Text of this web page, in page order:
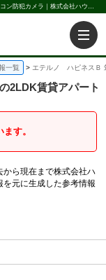
エテルノ ハピネスＢ 筑豊香月の2LDK賃貸アパート！犬猫ペットエアコン防犯カメラ｜株式会社ハウス倶楽部
一覧 エテルノ ハピネスＢ
2LDK賃貸アパート
す。
ら現在まで株式会社ハ
元に生成した参考情報